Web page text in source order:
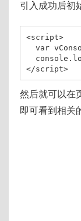
引入成功后初
<script >
var
console .
</script>
然后就可以在
即可看到相关